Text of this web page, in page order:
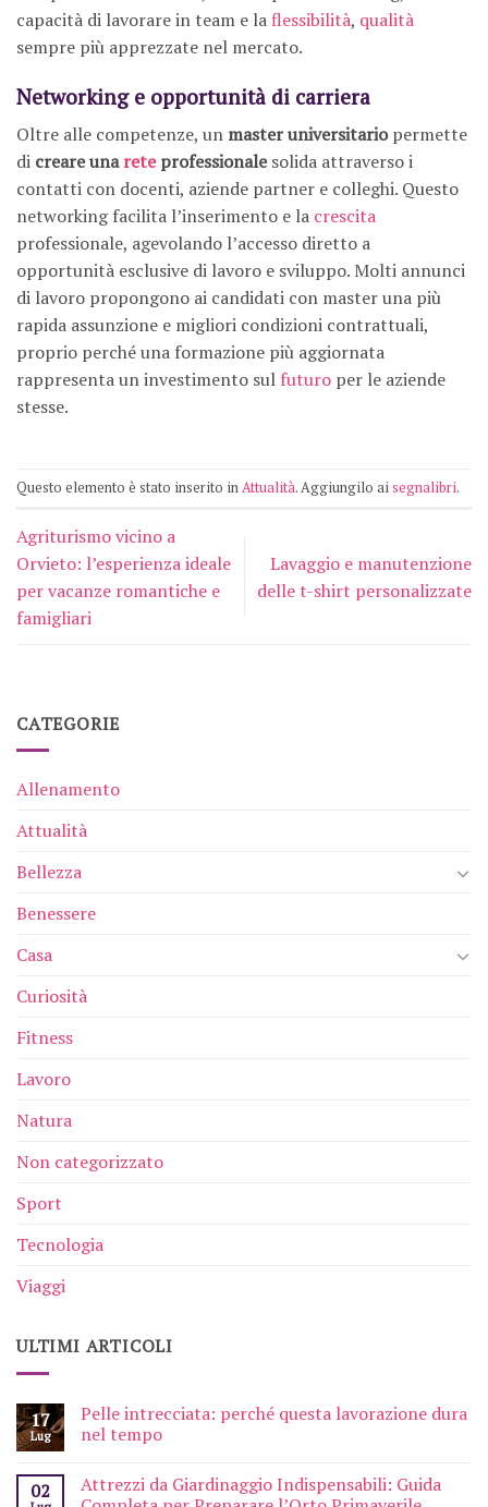
capacità di lavorare in team e laflessibilità, qualità
sempre più apprezzate nel mercato.​
Networking e opportunità di carriera
Oltre alle competenze, un master universitariopermette
di creare unareteprofessionalesolida attraverso i
contatti con docenti, aziende partner e colleghi. Questo
networking facilita l’inserimento e la crescita
professionale, agevolando l’accesso diretto a
opportunità esclusive di lavoro e sviluppo. Molti annunci
di lavoro propongono ai candidati con master una più
rapida assunzione e migliori condizioni contrattuali,
proprio perché una formazione più aggiornata
rappresenta un investimento sul futuro per le aziende
stesse.
Questo elemento è stato inserito inAttualità. Aggiungilo aisegnalibri.
Agriturismo vicino a
Orvieto: l’esperienza ideale
per vacanze romantiche e
famigliari
Lavaggio e manutenzione
delle t-shirt personalizzate
CATEGORIE
Allenamento
Attualità
Bellezza
Benessere
Casa
Curiosità
Fitness
Lavoro
Natura
Non categorizzato
Sport
Tecnologia
Viaggi
ULTIMI ARTICOLI
17
Lug
Pelle intrecciata: perché questa lavorazione dura
nel tempo
02
Attrezzi da Giardinaggio Indispensabili: Guida